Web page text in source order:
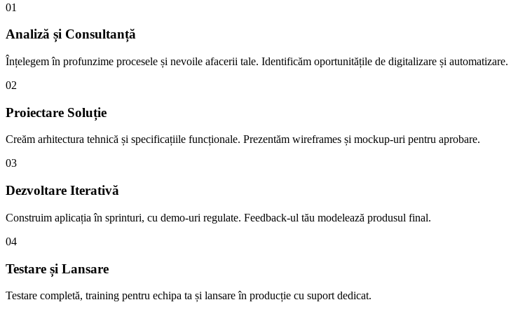
01
Analiză și Consultanță
Înțelegem în profunzime procesele și nevoile afacerii tale. Identificăm oportunitățile de digitalizare și automatizare.
02
Proiectare Soluție
Creăm arhitectura tehnică și specificațiile funcționale. Prezentăm wireframes și mockup-uri pentru aprobare.
03
Dezvoltare Iterativă
Construim aplicația în sprinturi, cu demo-uri regulate. Feedback-ul tău modelează produsul final.
04
Testare și Lansare
Testare completă, training pentru echipa ta și lansare în producție cu suport dedicat.